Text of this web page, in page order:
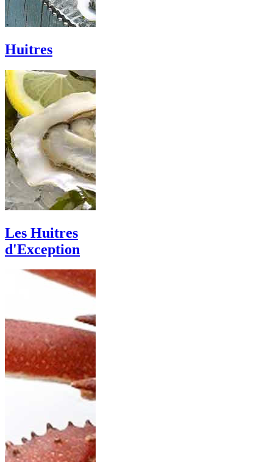
Huitres
Les Huitres
d'Exception